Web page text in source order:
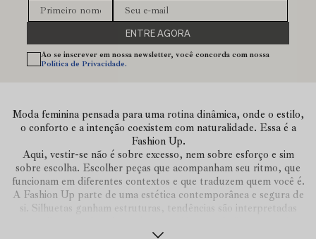
ENTRE AGORA
Ao se inscrever em nossa newsletter, você concorda com nossa
Política de Privacidade.
Moda feminina pensada para uma rotina dinâmica, onde o estilo,
o conforto e a intenção coexistem com naturalidade. Essa é a
Fashion Up.
Aqui, vestir-se não é sobre excesso, nem sobre esforço e sim
sobre escolha. Escolher peças que acompanham seu ritmo, que
funcionam em diferentes contextos e que traduzem quem você é.
A Fashion Up parte de uma estética contemporânea e segura de
si. Silhuetas ganham estruturas, tendências são interpretadas
dia.